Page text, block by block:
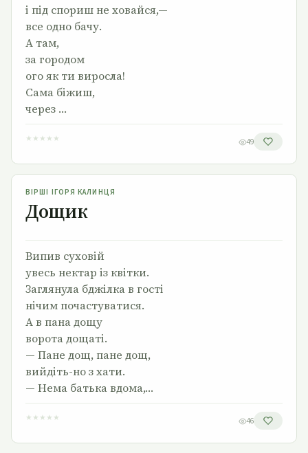
і під спориш не ховайся,—
все одно бачу.
А там,
за городом
ого як ти виросла!
Сама біжиш,
через …
★ ★ ★ ★ ★ 49
Дощик
ВІРШІ ІГОРЯ КАЛИНЦЯ
Дощик
Випив суховій
увесь нектар із квітки.
Заглянула бджілка в гості
нічим почастуватися.
А в пана дощу
ворота дощаті.
— Пане дощ, пане дощ,
вийдіть-но з хати.
— Нема батька вдома,…
★ ★ ★ ★ ★ 46